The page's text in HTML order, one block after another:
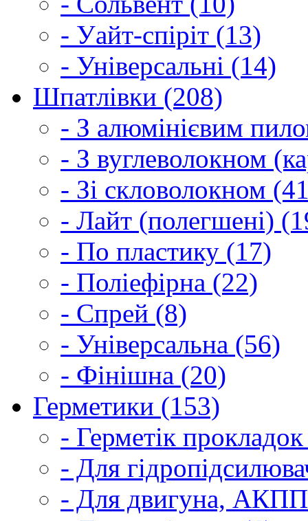
- Уайт-спіріт (13)
- Універсальні (14)
Шпатлівки (208)
- З алюмінієвим
- З вуглеволокном
- Зі скловолокном
- Лайт (полегшені)
- По пластику (17)
- Поліефірна (22)
- Спрей (8)
- Універсальна (56)
- Фінішна (20)
Герметики (153)
- Герметік
- Для
- Для двигуна,